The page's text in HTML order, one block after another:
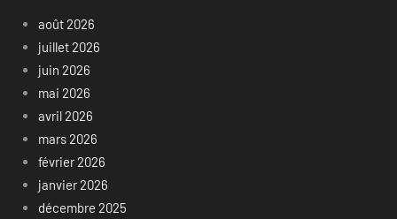
août 2026
juillet 2026
juin 2026
mai 2026
avril 2026
mars 2026
février 2026
janvier 2026
décembre 2025